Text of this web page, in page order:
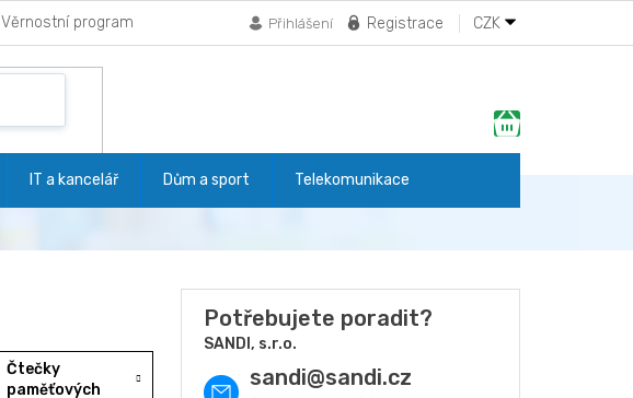
Věrnostní program CZK
Registrace
Přihlášení
Nákupní
košík
IT a kancelář Dům a sport Telekomunikace
Čtečky
paměťových
Potřebujete poradit?
SANDI, s.r.o.
sandi@sandi.cz